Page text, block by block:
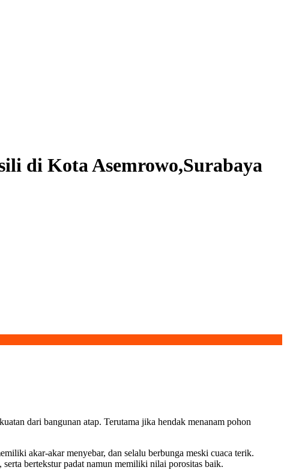
di Kota Asemrowo,Surabaya
dari bangunan atap. Terutama jika hendak menanam pohon
akar-akar menyebar, dan selalu berbunga meski cuaca terik.
bertekstur padat namun memiliki nilai porositas baik.